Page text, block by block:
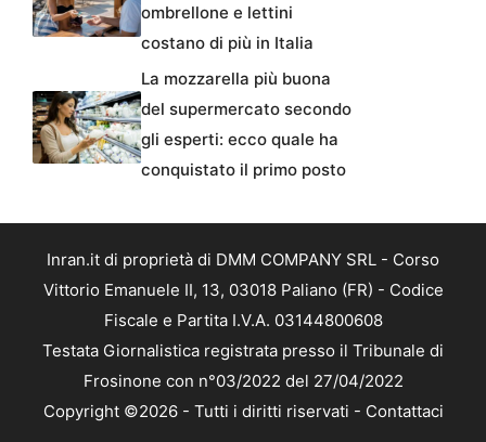
ombrellone e lettini
costano di più in Italia
La mozzarella più buona
del supermercato secondo
gli esperti: ecco quale ha
conquistato il primo posto
Inran.it di proprietà di DMM COMPANY SRL - Corso
Vittorio Emanuele II, 13, 03018 Paliano (FR) - Codice
Fiscale e Partita I.V.A. 03144800608
Testata Giornalistica registrata presso il Tribunale di
Frosinone con n°03/2022 del 27/04/2022
Copyright ©2026 - Tutti i diritti riservati - Contattaci